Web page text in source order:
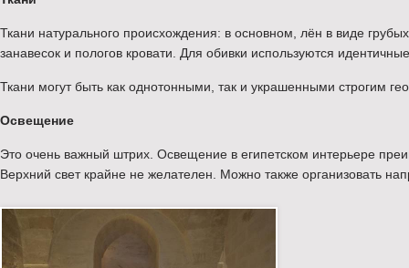
Ткани натурального происхождения: в основном, лён в виде
занавесок и пологов кровати. Для обивки используются
Ткани могут быть как однотонными, так и украшенными строгим
Освещение
Это очень важный штрих. Освещение в египетском интерьере
Верхний свет крайне не желателен. Можно также организовать